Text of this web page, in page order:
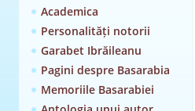
Academica
Personalități notorii
Garabet Ibrăileanu
Pagini despre Basarabia
Memoriile Basarabiei